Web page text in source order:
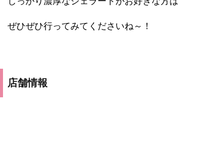
ぜひぜひ行ってみてくださいね～！
店舗情報